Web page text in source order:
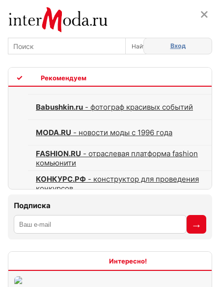
Вход
Babushkin.ru - фотограф красивых событий
MODA.RU - новости моды с 1996 года
FASHION.RU - отраслевая платформа fashion
комьюнити
КОНКУРС.РФ - конструктор для проведения
конкурсов
Подписка
×
×